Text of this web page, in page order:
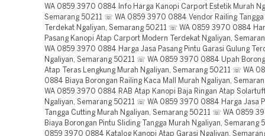
WA 0859 3970 0884 Info Harga Kanopi Carport Estetik Murah
Semarang 50211 ☏ WA 0859 3970 0884 Vendor Railing Tangga
Terdekat Ngaliyan, Semarang 50211 ☏ WA 0859 3970 0884
Pasang Kanopi Atap Carport Modern Terdekat Ngaliyan,
WA 0859 3970 0884 Harga Jasa Pasang Pintu Garasi Gulung
Ngaliyan, Semarang 50211 ☏ WA 0859 3970 0884 Upah
Atap Teras Lengkung Murah Ngaliyan, Semarang 50211 ☏ WA
0884 Biaya Borongan Railing Kaca Mall Murah Ngaliyan,
WA 0859 3970 0884 RAB Atap Kanopi Baja Ringan Atap
Ngaliyan, Semarang 50211 ☏ WA 0859 3970 0884 Harga Jasa
Tangga Cutting Murah Ngaliyan, Semarang 50211 ☏ WA 0859
Biaya Borongan Pintu Sliding Tangga Murah Ngaliyan, Semarang
0859 3970 0884 Katalog Kanopi Atap Garasi Ngaliyan,